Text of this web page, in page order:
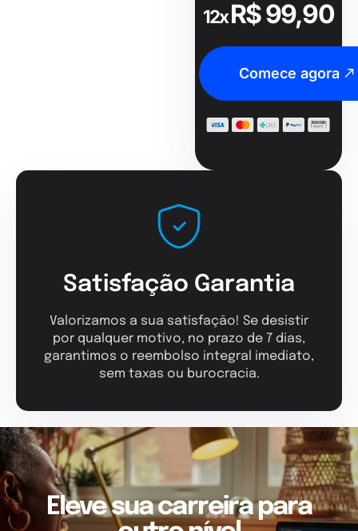
12xR$ 99,90
Comece agora
Satisfação Garantia
Valorizamos a sua satisfação! Se desistir
por qualquer motivo, no prazo de 7 dias,
garantimos o reembolso integral imediato,
sem taxas ou burocracia.
Eleve sua carreira para